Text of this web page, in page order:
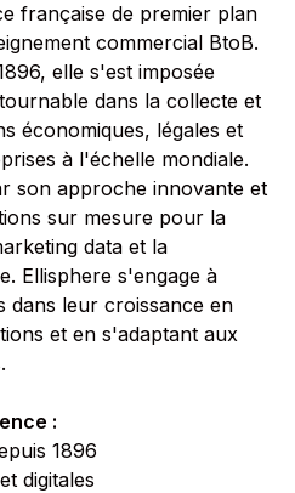
française de premier plan
commercial BtoB.
elle s'est imposée
dans la collecte et
économiques, légales et
à l'échelle mondiale.
son approche innovante et
sur mesure pour la
data et la
Ellisphere s'engage à
dans leur croissance en
et en s'adaptant aux
:
1896
digitales